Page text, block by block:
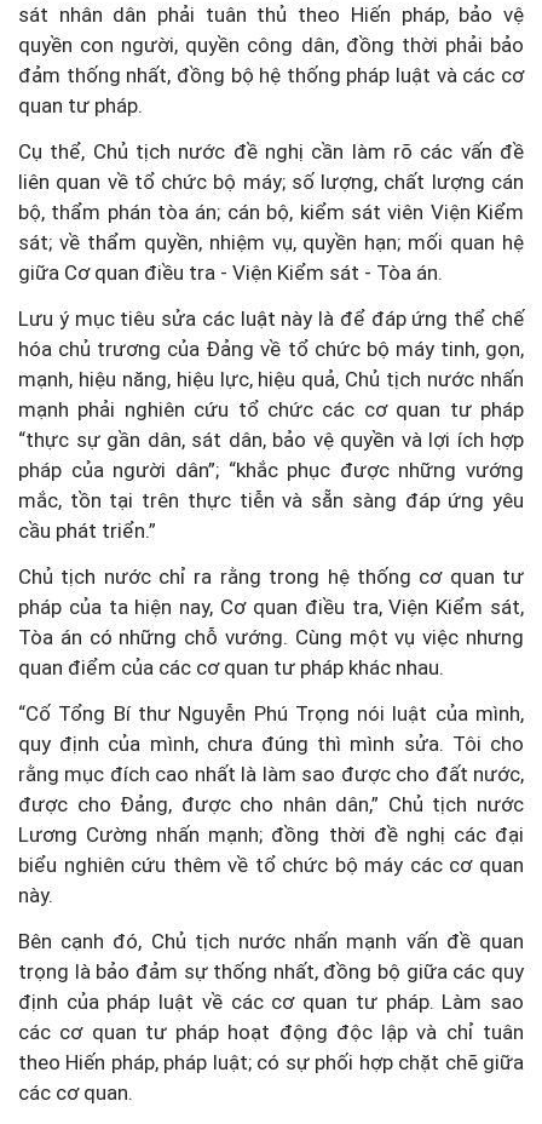
sát nhân dân phải tuân thủ theo Hiến pháp, bảo vệ
quyền con người, quyền công dân, đồng thời phải bảo
đảm thống nhất, đồng bộ hệ thống pháp luật và các cơ
quan tư pháp.
Cụ thể, Chủ tịch nước đề nghị cần làm rõ các vấn đề
liên quan về tổ chức bộ máy; số lượng, chất lượng cán
bộ, thẩm phán tòa án; cán bộ, kiểm sát viên Viện Kiểm
sát; về thẩm quyền, nhiệm vụ, quyền hạn; mối quan hệ
giữa Cơ quan điều tra - Viện Kiểm sát - Tòa án.
Lưu ý mục tiêu sửa các luật này là để đáp ứng thể chế
hóa chủ trương của Đảng về tổ chức bộ máy tinh, gọn,
mạnh, hiệu năng, hiệu lực, hiệu quả, Chủ tịch nước nhấn
mạnh phải nghiên cứu tổ chức các cơ quan tư pháp
“thực sự gần dân, sát dân, bảo vệ quyền và lợi ích hợp
pháp của người dân”; “khắc phục được những vướng
mắc, tồn tại trên thực tiễn và sẵn sàng đáp ứng yêu
cầu phát triển.”
Chủ tịch nước chỉ ra rằng trong hệ thống cơ quan tư
pháp của ta hiện nay, Cơ quan điều tra, Viện Kiểm sát,
Tòa án có những chỗ vướng. Cùng một vụ việc nhưng
quan điểm của các cơ quan tư pháp khác nhau.
“Cố Tổng Bí thư Nguyễn Phú Trọng nói luật của mình,
quy định của mình, chưa đúng thì mình sửa. Tôi cho
rằng mục đích cao nhất là làm sao được cho đất nước,
được cho Đảng, được cho nhân dân,” Chủ tịch nước
Lương Cường nhấn mạnh; đồng thời đề nghị các đại
biểu nghiên cứu thêm về tổ chức bộ máy các cơ quan
này.
Bên cạnh đó, Chủ tịch nước nhấn mạnh vấn đề quan
trọng là bảo đảm sự thống nhất, đồng bộ giữa các quy
định của pháp luật về các cơ quan tư pháp. Làm sao
các cơ quan tư pháp hoạt động độc lập và chỉ tuân
theo Hiến pháp, pháp luật; có sự phối hợp chặt chẽ giữa
các cơ quan.